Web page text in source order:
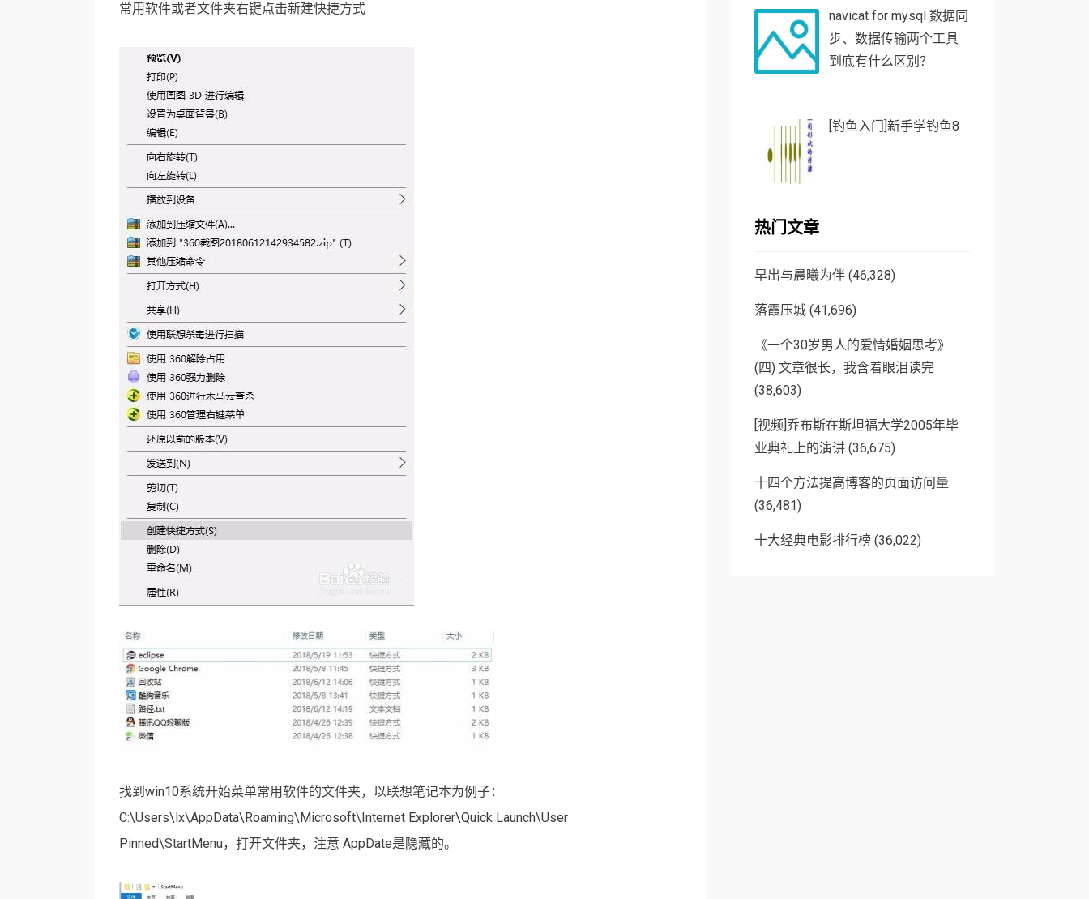
常用软件或者文件夹右键点击新建快捷方式
找到win10系统开始菜单常用软件的文件夹，以联想笔记本为例子：
C:\Users\lx\AppData\Roaming\Microsoft\Internet Explorer\Quick Launch\User
Pinned\StartMenu，打开文件夹，注意 AppDate是隐藏的。
navicat for mysql 数据同
步、数据传输两个工具
到底有什么区别？
[钓鱼入门]新手学钓鱼8
热门文章
早出与晨曦为伴 (46,328)
落霞压城 (41,696)
《一个30岁男人的爱情婚姻思考》
(四) 文章很长，我含着眼泪读完
(38,603)
[视频]乔布斯在斯坦福大学2005年毕
业典礼上的演讲 (36,675)
十四个方法提高博客的页面访问量
(36,481)
十大经典电影排行榜 (36,022)